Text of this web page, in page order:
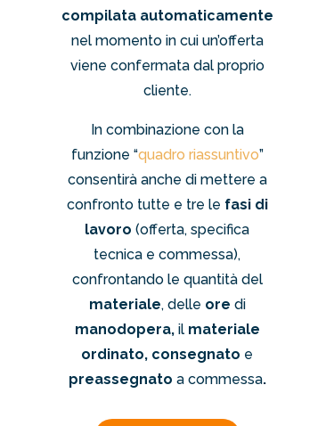
compilata automaticamente
nel momento in cui un’offerta
viene confermata dal proprio
cliente.
In combinazione con la
funzione “quadro riassuntivo”
consentirà anche di mettere a
confronto tutte e tre le fasi di
lavoro (offerta, specifica
tecnica e commessa),
confrontando le quantità del
materiale, delle ore di
manodopera,ilmateriale
ordinato, consegnato e
preassegnato a commessa.